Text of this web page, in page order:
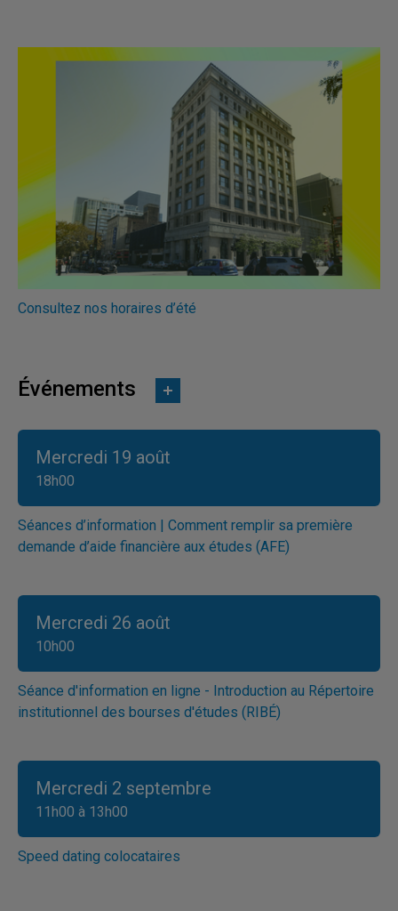
Consultez nos horaires d’été
Événements
Séances d’information | Comment remplir sa première
demande d’aide financière aux études (AFE)
Mercredi 19 août
18h00
Séance d'information en ligne - Introduction au Répertoire
institutionnel des bourses d'études (RIBÉ)
Mercredi 26 août
10h00
Speed dating colocataires
Mercredi 2 septembre
11h00 à 13h00